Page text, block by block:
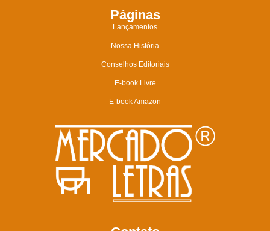
Páginas
Lançamentos
Nossa História
Conselhos Editoriais
E-book Livre
E-book Amazon